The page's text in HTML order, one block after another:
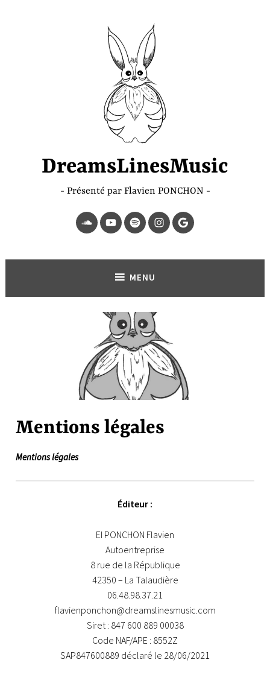
DreamsLinesMusic
Présenté par Flavien PONCHON
SoundCloud
YouTubeSpotifyInstagram
Page
Google
MENU
Mentions légales
Mentions légales
Éditeur :
EI PONCHON Flavien
Autoentreprise
8 rue de la République
42350 – La Talaudière
06.48.98.37.21
flavienponchon@dreamslinesmusic.com
Siret : 847 600 889 00038
Code NAF/APE : 8552Z
SAP847600889 déclaré le 28/06/2021